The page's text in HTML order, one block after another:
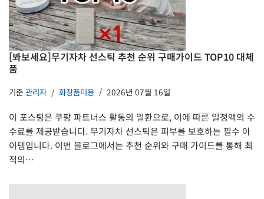
[봐보세요]무기자차 선스틱 추천 순위 구매가이드 TOP10 대체
품
기준 관리자 화장품미용 2026년 07월 16일
이 포스팅은 쿠팡 파트너스 활동의 일환으로, 이에 따른 일정액의 수
수료를 제공받습니다. 무기자차 선스틱은 피부를 보호하는 필수 아
이템입니다. 이번 블로그에서는 추천 순위와 구매 가이드를 통해 최
적의…